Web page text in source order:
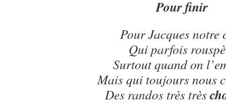
Pour finir
Pour Jacques notre
Qui parfois
Surtout quand on
Mais qui toujours nous
Des randos très très